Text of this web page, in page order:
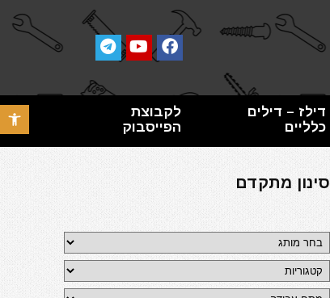
פתח
דילז – דילים
כלליים
לקבוצת
הפייסבוק
סינון מתקדם